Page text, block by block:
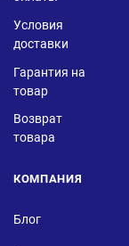
Условия
доставки
Гарантия на
товар
Возврат
товара
КОМПАНИЯ
Блог